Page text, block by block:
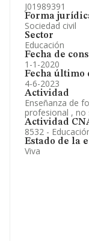
J01989391
Forma
Sociedad civil
Sector
Educación
Fecha de
1-1-2020
Fecha último
4-6-2023
Actividad
Enseñanza de
profesional , no
Actividad
8532 -
Estado de la
Viva